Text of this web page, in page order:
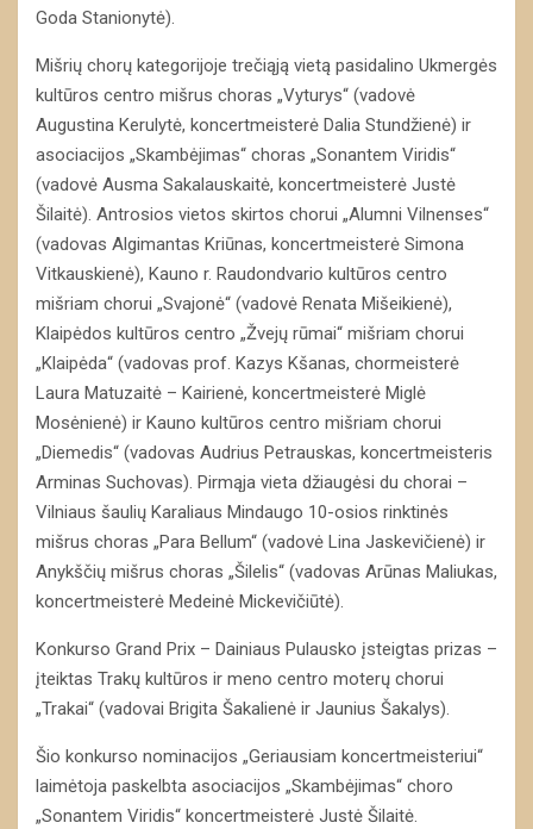
Goda Stanionytė).
Mišrių chorų kategorijoje trečiąją vietą pasidalino Ukmergės
kultūros centro mišrus choras „Vyturys“ (vadovė
Augustina Kerulytė, koncertmeisterė Dalia Stundžienė) ir
asociacijos „Skambėjimas“ choras „Sonantem Viridis“
(vadovė Ausma Sakalauskaitė, koncertmeisterė Justė
Šilaitė). Antrosios vietos skirtos chorui „Alumni Vilnenses“
(vadovas Algimantas Kriūnas, koncertmeisterė Simona
Vitkauskienė), Kauno r. Raudondvario kultūros centro
mišriam chorui „Svajonė“ (vadovė Renata Mišeikienė),
Klaipėdos kultūros centro „Žvejų rūmai“ mišriam chorui
„Klaipėda“ (vadovas prof. Kazys Kšanas, chormeisterė
Laura Matuzaitė – Kairienė, koncertmeisterė Miglė
Mosėnienė) ir Kauno kultūros centro mišriam chorui
„Diemedis“ (vadovas Audrius Petrauskas, koncertmeisteris
Arminas Suchovas). Pirmąja vieta džiaugėsi du chorai –
Vilniaus šaulių Karaliaus Mindaugo 10-osios rinktinės
mišrus choras „Para Bellum“ (vadovė Lina Jaskevičienė) ir
Anykščių mišrus choras „Šilelis“ (vadovas Arūnas Maliukas,
koncertmeisterė Medeinė Mickevičiūtė).
Konkurso Grand Prix – Dainiaus Pulausko įsteigtas prizas –
įteiktas Trakų kultūros ir meno centro moterų chorui
„Trakai“ (vadovai Brigita Šakalienė ir Jaunius Šakalys).
Šio konkurso nominacijos „Geriausiam koncertmeisteriui“
laimėtoja paskelbta asociacijos „Skambėjimas“ choro
„Sonantem Viridis“ koncertmeisterė Justė Šilaitė.